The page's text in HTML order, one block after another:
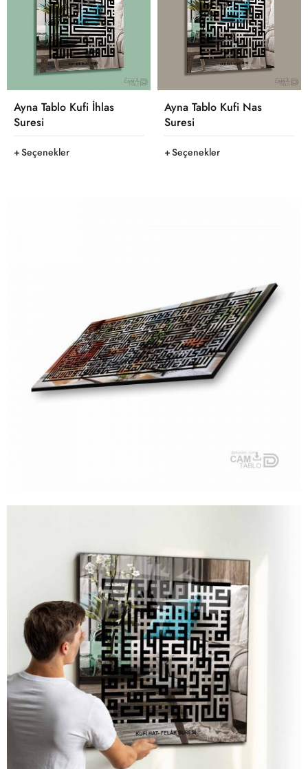
Ayna Tablo Kufi İhlas
Suresi
Seçenekler
Ayna Tablo Kufi Nas
Suresi
Seçenekler